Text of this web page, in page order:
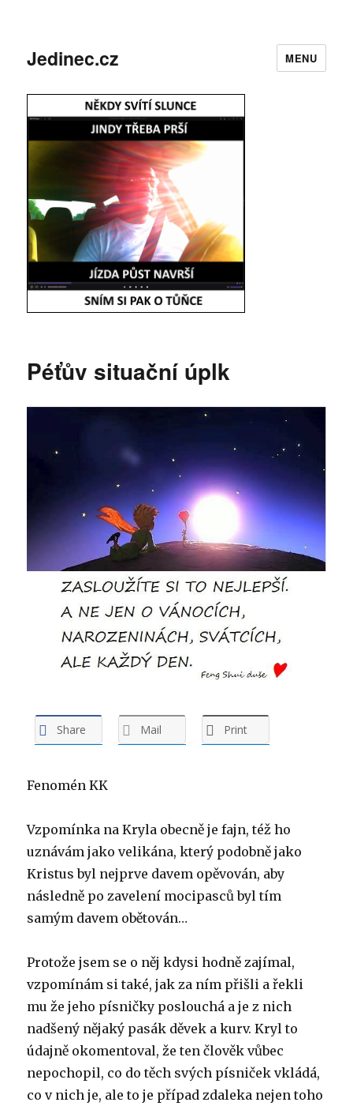
Jedinec.cz MENU
Péťův situační úplk
Share Mail Print
Fenomén KK
Vzpomínka na Kryla obecně je fajn, též ho
uznávám jako velikána, který podobně jako
Kristus byl nejprve davem opěvován, aby
následně po zavelení mocipasců byl tím
samým davem obětován…
Protože jsem se o něj kdysi hodně zajímal,
vzpomínám si také, jak za ním přišli a řekli
mu že jeho písničky poslouchá a je z nich
nadšený nějaký pasák děvek a kurv. Kryl to
údajně okomentoval, že ten člověk vůbec
nepochopil, co do těch svých písniček vkládá,
co v nich je, ale to je případ zdaleka nejen toho